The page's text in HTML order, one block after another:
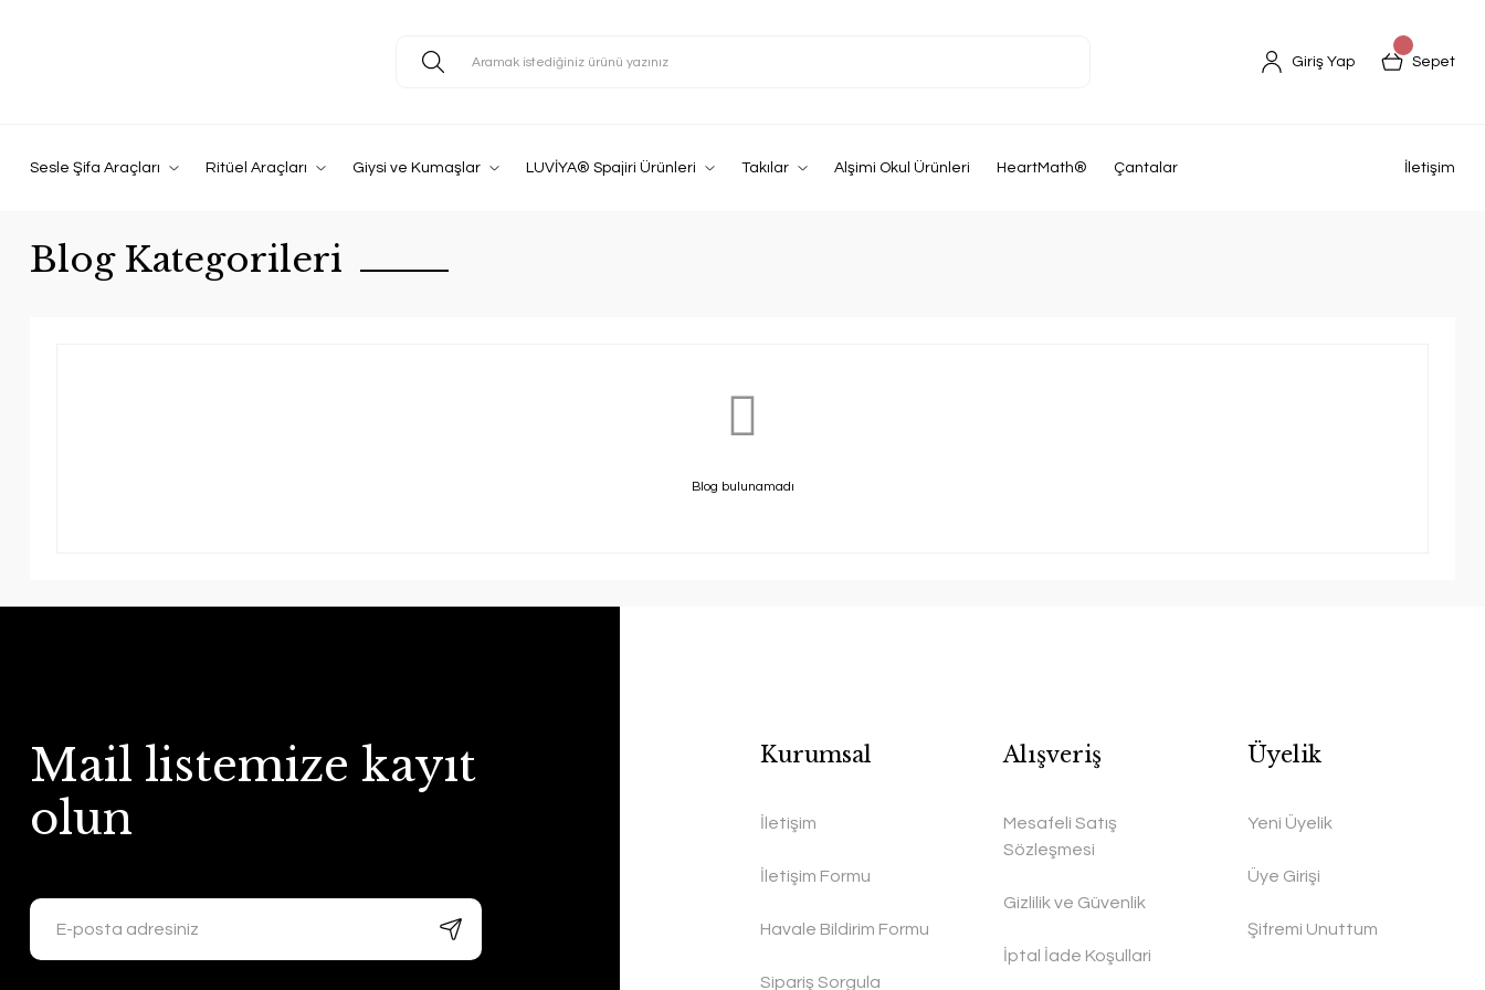
Giriş Yap Sepet
Sesle Şifa Araçları Ritüel Araçları Giysi ve Kumaşlar LUVİYA® Spajiri Ürünleri Takılar Alşimi Okul Ürünleri HeartMath® Çantalar İletişim
Blog Kategorileri
Blog bulunamadı
Mail listemize kayıt
olun
Kurumsal
İletişim
İletişim Formu
Havale Bildirim Formu
Sipariş Sorgula
Alışveriş
Mesafeli Satış
Sözleşmesi
Gizlilik ve Güvenlik
İptal İade Koşullari
Üyelik
Yeni Üyelik
Üye Girişi
Şifremi Unuttum